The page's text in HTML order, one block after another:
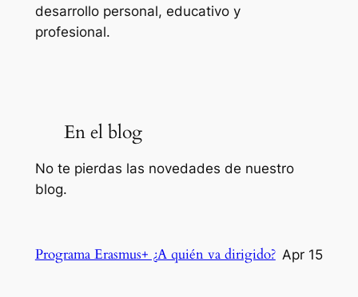
desarrollo personal, educativo y
profesional.
En el blog
No te pierdas las novedades de nuestro
blog.
Programa Erasmus+ ¿A quién va dirigido? Apr 15